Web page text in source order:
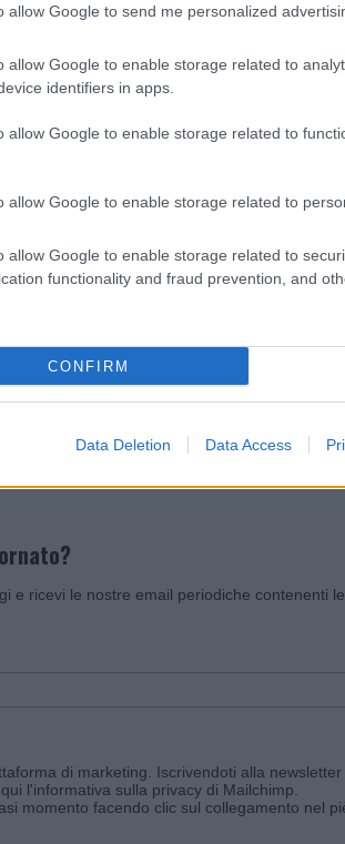
allow Google to send me personalized
allow Google to enable storage related to
identifiers in apps.
allow Google to enable storage related to
allow Google to enable storage related to
allow Google to enable storage related to
functionality and fraud prevention, and
CONFIRM
Data Deletion Data Access
news daGoogle News
Prossimo articolo
Invia un Comunicato Stampa|
e ricevi le nostre email periodiche contenenti
di marketing. Iscrivendoti alla
l'informativa sulla privacy di Mailchimp
momento facendo clic sul collegamento nel